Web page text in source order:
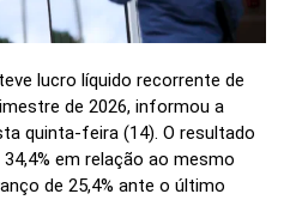
lucro líquido recorrente de
de 2026, informou a
quinta-feira (14). O resultado
em relação ao mesmo
de 25,4% ante o último